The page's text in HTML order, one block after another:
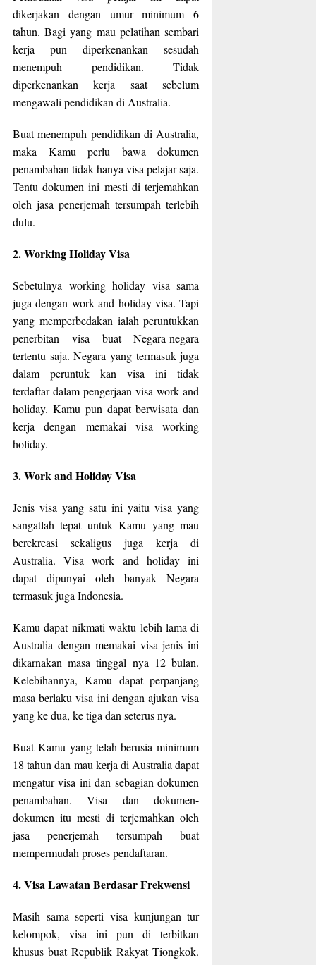
dikerjakan dengan umur minimum 6
tahun. Bagi yang mau pelatihan sembari
kerja pun diperkenankan sesudah
menempuh pendidikan. Tidak
diperkenankan kerja saat sebelum
mengawali pendidikan di Australia.
Buat menempuh pendidikan di Australia,
maka Kamu perlu bawa dokumen
penambahan tidak hanya visa pelajar saja.
Tentu dokumen ini mesti di terjemahkan
oleh jasa penerjemah tersumpah terlebih
dulu.
2. Working Holiday Visa
Sebetulnya working holiday visa sama
juga dengan work and holiday visa. Tapi
yang memperbedakan ialah peruntukkan
penerbitan visa buat Negara-negara
tertentu saja. Negara yang termasuk juga
dalam peruntuk kan visa ini tidak
terdaftar dalam pengerjaan visa work and
holiday. Kamu pun dapat berwisata dan
kerja dengan memakai visa working
holiday.
3. Work and Holiday Visa
Jenis visa yang satu ini yaitu visa yang
sangatlah tepat untuk Kamu yang mau
berekreasi sekaligus juga kerja di
Australia. Visa work and holiday ini
dapat dipunyai oleh banyak Negara
termasuk juga Indonesia.
Kamu dapat nikmati waktu lebih lama di
Australia dengan memakai visa jenis ini
dikarnakan masa tinggal nya 12 bulan.
Kelebihannya, Kamu dapat perpanjang
masa berlaku visa ini dengan ajukan visa
yang ke dua, ke tiga dan seterus nya.
Buat Kamu yang telah berusia minimum
18 tahun dan mau kerja di Australia dapat
mengatur visa ini dan sebagian dokumen
penambahan. Visa dan dokumen-
dokumen itu mesti di terjemahkan oleh
jasa penerjemah tersumpah buat
mempermudah proses pendaftaran.
4. Visa Lawatan Berdasar Frekwensi
Masih sama seperti visa kunjungan tur
kelompok, visa ini pun di terbitkan
khusus buat Republik Rakyat Tiongkok.